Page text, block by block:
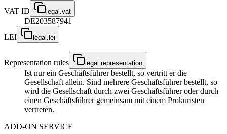
VAT ID legal.vat
DE203587941
LEI
legal.lei
—
Representation rules
legal.representation
Ist nur ein Geschäftsführer bestellt, so vertritt er die
Gesellschaft allein. Sind mehrere Geschäftsführer bestellt, so
wird die Gesellschaft durch zwei Geschäftsführer oder durch
einen Geschäftsführer gemeinsam mit einem Prokuristen
vertreten.
ADD-ON SERVICE